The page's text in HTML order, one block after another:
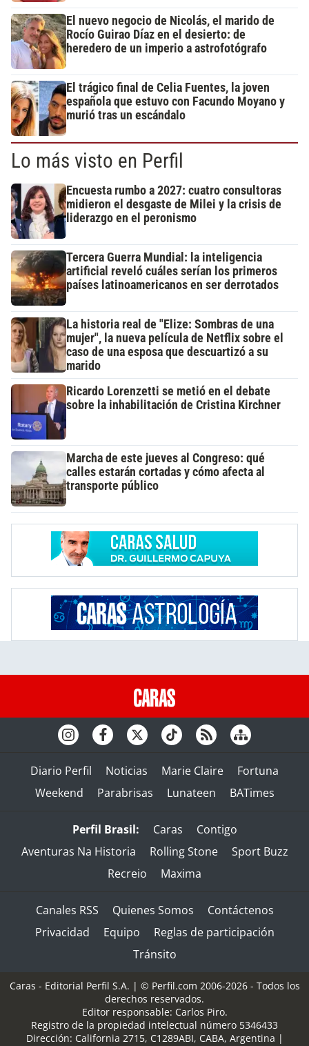
El nuevo negocio de Nicolás, el marido de
Rocío Guirao Díaz en el desierto: de
heredero de un imperio a astrofotógrafo
El trágico final de Celia Fuentes, la joven
española que estuvo con Facundo Moyano y
murió tras un escándalo
Lo más visto en Perfil
Encuesta rumbo a 2027: cuatro consultoras
midieron el desgaste de Milei y la crisis de
liderazgo en el peronismo
Tercera Guerra Mundial: la inteligencia
artificial reveló cuáles serían los primeros
países latinoamericanos en ser derrotados
La historia real de "Elize: Sombras de una
mujer", la nueva película de Netflix sobre el
caso de una esposa que descuartizó a su
marido
Ricardo Lorenzetti se metió en el debate
sobre la inhabilitación de Cristina Kirchner
Marcha de este jueves al Congreso: qué
calles estarán cortadas y cómo afecta al
transporte público
Diario Perfil Noticias Marie Claire
Fortuna
Weekend
Parabrisas Lunateen BATimes
Perfil Brasil: Caras
Contigo
Aventuras Na Historia
Rolling Stone
Sport Buzz
Recreio
Maxima
Canales RSS Quienes Somos
Contáctenos
Privacidad
Equipo
Reglas de participación
Tránsito
Caras - Editorial Perfil S.A. | © Perfil.com 2006-2026 - Todos los
derechos reservados.
Editor responsable: Carlos Piro.
Registro de la propiedad intelectual número 5346433
Dirección: California 2715, C1289ABI, CABA, Argentina |